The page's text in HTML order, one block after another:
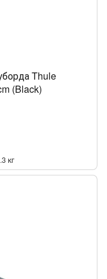
Thule
(Black)
кг